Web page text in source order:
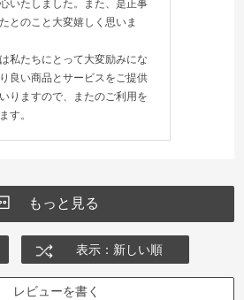
いたしました。また、是正事
とのこと大変嬉しく思いま
私たちにとって大変励みにな
良い商品とサービスをご提供
りますので、またのご利用を
す。
もっと見る
表示：新しい順
レビューを書く